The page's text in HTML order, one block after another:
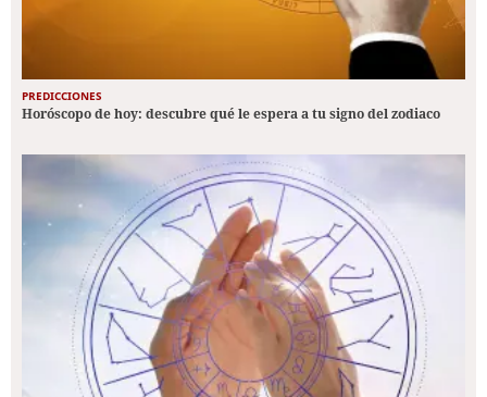
PREDICCIONES
Horóscopo de hoy: descubre qué le espera a tu signo del zodiaco